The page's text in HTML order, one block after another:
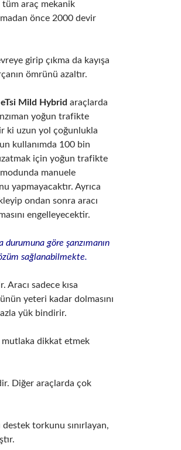
tüm araç mekanik
önce 2000 devir
girip çıkma da kayışa
ömrünü azaltır.
eTsi Mild Hybrid araçlarda
yoğun trafikte
ki uzun yol çoğunlukla
kullanımda 100 bin
için yoğun trafikte
manuele
yapmayacaktır. Ayrıca
ondan sonra aracı
engelleyecektir.
göre şanzımanın
sağlanabilmekte.
Aracı sadece kısa
yeteri kadar dolmasını
yük bindirir.
mutlaka dikkat etmek
Diğer araçlarda çok
torkunu sınırlayan,